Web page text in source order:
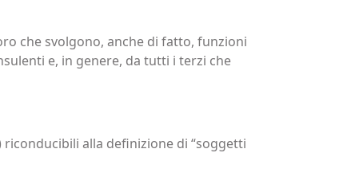
che svolgono, anche di fatto, funzioni
e, in genere, da tutti i terzi che
alla definizione di “soggetti